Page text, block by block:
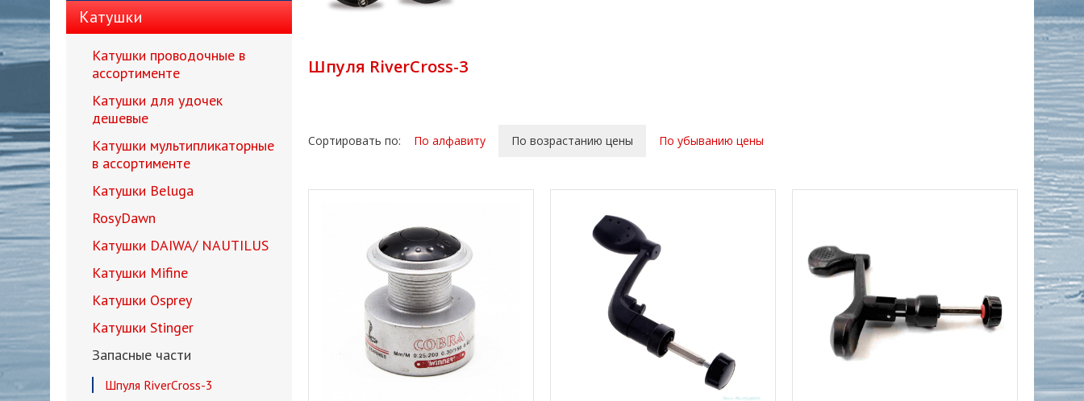
Катушки
Катушки проводочные в
ассортименте
Катушки для удочек
дешевые
Катушки мультипликаторные
в ассортименте
Катушки Beluga
RosyDawn
Катушки DAIWA/ NAUTILUS
Катушки Mifine
Катушки Osprey
Катушки Stinger
Запасные части
Шпуля RiverCross-3
Шпуля RiverCross-3
Сортировать по: По алфавиту По возрастанию цены По убыванию цены